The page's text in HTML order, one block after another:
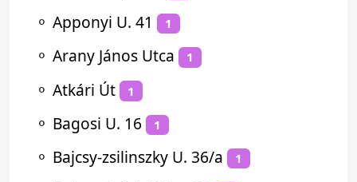
⚬ Apponyi U. 41 1
⚬ Arany János Utca 1
⚬ Atkári Út 1
⚬ Bagosi U. 16 1
⚬ Bajcsy-zsilinszky U. 36/a 1